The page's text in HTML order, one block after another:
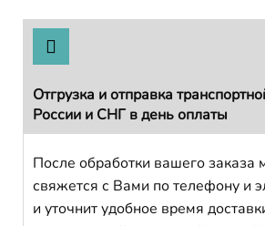
Отгрузка и отправка
России и СНГ в день оплаты
После обработки вашего заказа
свяжется с Вами по телефону и
и уточнит удобное время